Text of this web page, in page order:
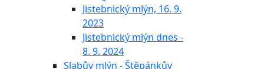
Jistebnický mlýn, 16. 9.
2023
Jistebnický mlýn dnes -
8. 9. 2024
Slabův mlýn - Štěpánkův